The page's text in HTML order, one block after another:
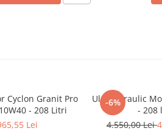
Cyclon Granit Pro
- 208 Litri
Lei
-6%
Ulei hidraulic
- 208
4.550,00 Lei